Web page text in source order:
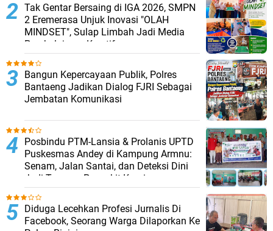
Tak Gentar Bersaing di IGA 2026, SMPN
2 Eremerasa Unjuk Inovasi "OLAH
MINDSET", Sulap Limbah Jadi Media
Pembelajaran Kreatif
Bangun Kepercayaan Publik, Polres
Bantaeng Jadikan Dialog FJRI Sebagai
Jembatan Komunikasi
Posbindu PTM-Lansia & Prolanis UPTD
Puskesmas Andey di Kampung Armnu:
Senam, Jalan Santai, dan Deteksi Dini
Jadi Tameng Penyakit Kronis
Diduga Lecehkan Profesi Jurnalis Di
Facebook, Seorang Warga Dilaporkan Ke